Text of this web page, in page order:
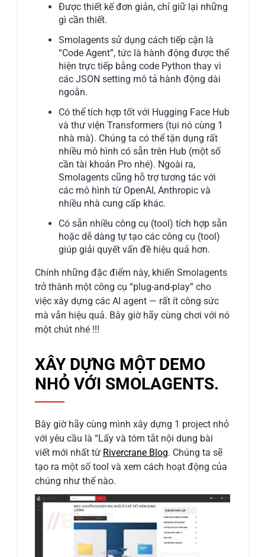
Được thiết kế đơn giản, chỉ giữ lại những
gì cần thiết.
Smolagents sử dụng cách tiếp cận là
“Code Agent”, tức là hành động được thể
hiện trực tiếp bằng code Python thay vì
các JSON setting mô tả hành động dài
ngoằn.
Có thể tích hợp tốt với Hugging Face Hub
và thư viện Transformers (tụi nó cùng 1
nhà mà). Chúng ta có thể tận dụng rất
nhiều mô hình có sẵn trên Hub (một số
cần tài khoản Pro nhé). Ngoài ra,
Smolagents cũng hỗ trợ tương tác với
các mô hình từ OpenAI, Anthropic và
nhiều nhà cung cấp khác.
Có sẵn nhiều công cụ (tool) tích hợp sẵn
hoặc dễ dàng tự tạo các công cụ (tool)
giúp giải quyết vấn đề hiệu quả hơn.
Chính những đặc điểm này, khiến Smolagents
trở thành một công cụ “plug-and-play” cho
việc xây dựng các AI agent — rất ít công sức
mà vẫn hiệu quả. Bây giờ hãy cùng chơi với nó
một chút nhé !!!
XÂY DỰNG MỘT DEMO
NHỎ VỚI SMOLAGENTS.
Bây giờ hãy cùng mình xây dựng 1 project nhỏ
với yêu cầu là “Lấy và tóm tắt nội dung bài
viết mới nhất từ Rivercrane Blog. Chúng ta sẽ
tạo ra một số tool và xem cách hoạt động của
chúng như thế nào.